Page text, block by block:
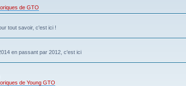
de GTO
tout savoir, c'est ici !
en passant par 2012, c'est ici
de Young GTO